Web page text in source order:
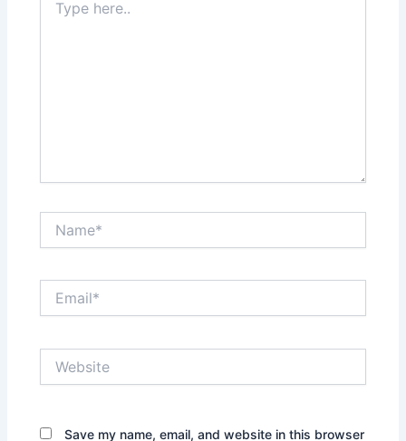
here..
Save my name, email, and website in this browser